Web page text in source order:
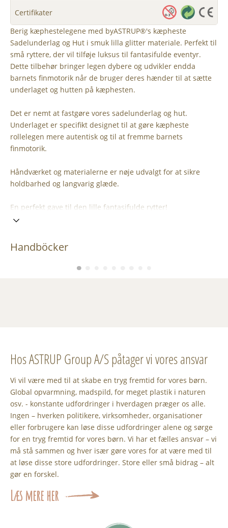
Certifikater
Berig kæphestelegene med byASTRUP®'s kæpheste
Sadelunderlag og Hut i smuk lilla glitter materiale. Perfekt til
små ryttere, der vil tilføje luksus til fantasifulde eventyr.
Dette tilbehør bringer legen dybere og udvikler endda
barnets finmotorik når de bruger deres hænder til at sætte
underlaget og hutten på kæphesten.
Det er nemt at fastgøre vores sadelunderlag og hut.
Underlaget er specifikt designet til at gøre kæpheste
rollelegen mere autentisk og til at fremme barnets
finmotorik.
Håndværket og materialerne er nøje udvalgt for at sikre
holdbarhed og langvarig glæde.
En perfekt gave til den lille fantasifulde rytter!
Handböcker
Hos ASTRUP Group A/S påtager vi vores ansvar
Vi vil være med til at skabe en tryg fremtid for vores børn.
Global opvarmning, madspild, for meget plastik i naturen
osv. - konstante udfordringer i hverdagen præger os alle.
Ingen – hverken politikere, virksomheder, organisationer
eller forbrugere kan løse disse udfordringer alene og sørge
for en tryg fremtid for vores børn. Vi har et fælles ansvar – vi
må stå sammen og hver især gøre vores for at være med til
at løse disse store udfordringer. Store eller små bidrag – alt
gør en forskel.
Læs mere her